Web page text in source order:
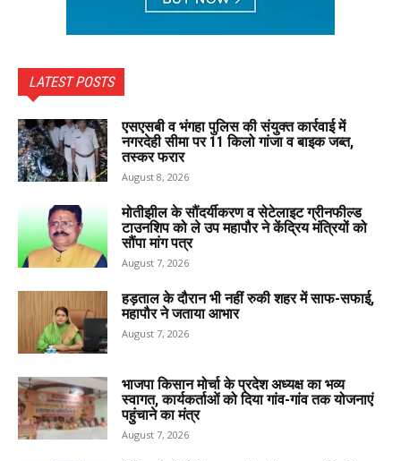
LATEST POSTS
एसएसबी व भंगहा पुलिस की संयुक्त कार्रवाई में
नगरदेही सीमा पर 11 किलो गांजा व बाइक जब्त,
तस्कर फरार
August 8, 2026
मोतीझील के सौंदर्यीकरण व सेटेलाइट ग्रीनफील्ड
टाउनशिप को ले उप महापौर ने केंद्रिय मंत्रियों को
सौंपा मांग पत्र
August 7, 2026
हड़ताल के दौरान भी नहीं रुकी शहर में साफ-सफाई,
महापौर ने जताया आभार
August 7, 2026
भाजपा किसान मोर्चा के प्रदेश अध्यक्ष का भव्य
स्वागत, कार्यकर्ताओं को दिया गांव-गांव तक योजनाएं
पहुंचाने का मंत्र
August 7, 2026